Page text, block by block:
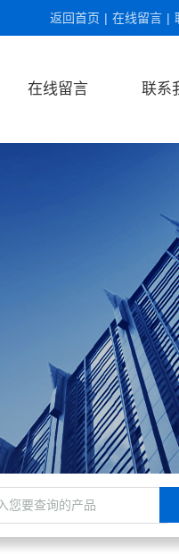
返回首页 | 在线留言 |
在线留言 联系